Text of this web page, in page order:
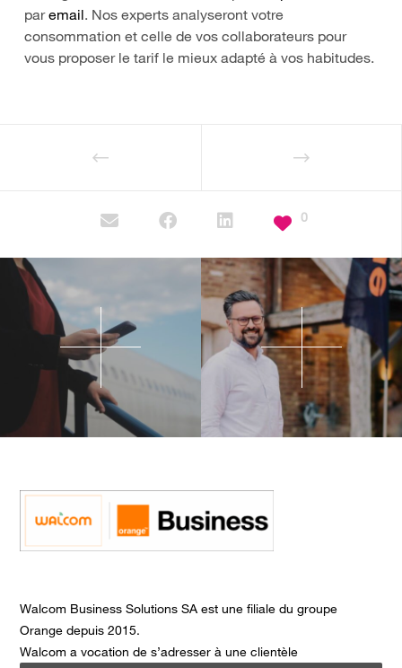
paremail. Nos experts analyseront votre
consommation et celle de vos collaborateurs pour
vous proposer le tarif le mieux adapté à vos habitudes.
0
Walcom Business Solutions SA est une filiale du groupe
Orange depuis 2015.
Walcom a vocation de s’adresser à une clientèle